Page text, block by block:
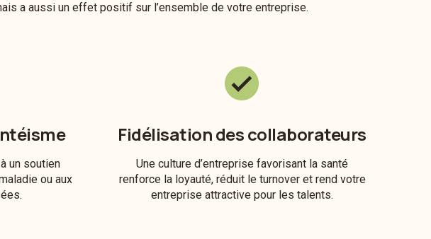
a aussi un effet positif sur l’ensemble de votre entreprise.
un soutien
ou aux
Fidélisation des collaborateurs
Une culture d’entreprise favorisant la santé
renforce la loyauté, réduit le turnover et rend votre
entreprise attractive pour les talents.